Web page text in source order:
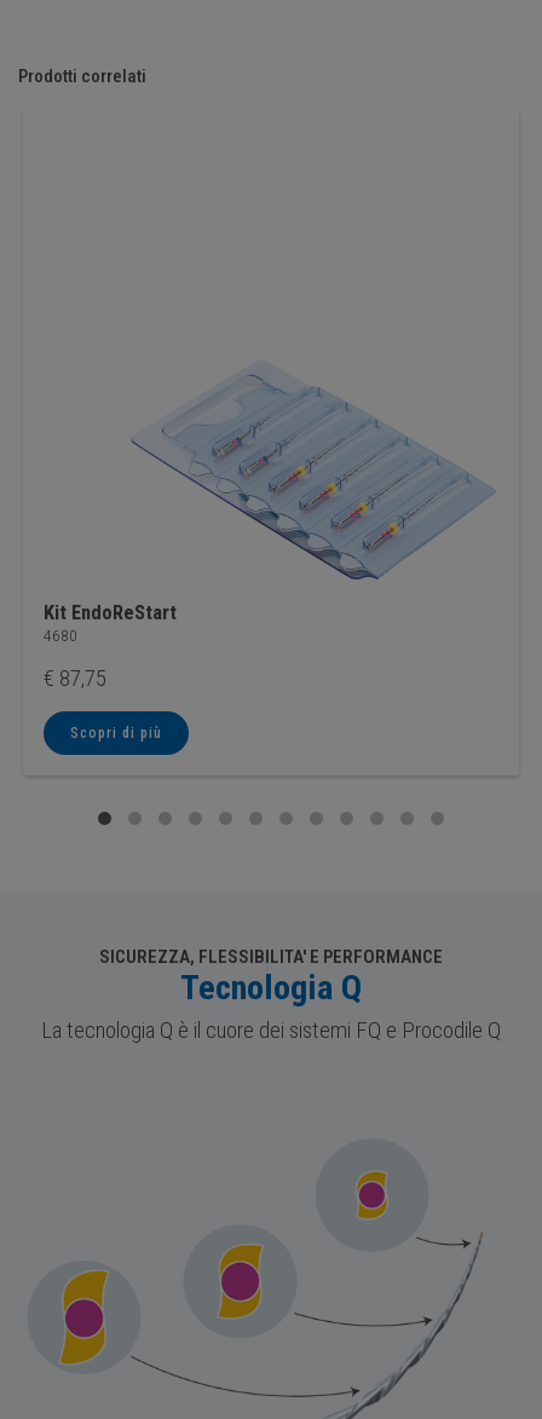
Prodotti correlati
Kit EndoReStart
4680
€ 87,75
Scopri di più
SICUREZZA, FLESSIBILITA' E PERFORMANCE
Tecnologia Q
La tecnologia Q è il cuore dei sistemi FQ e Procodile Q